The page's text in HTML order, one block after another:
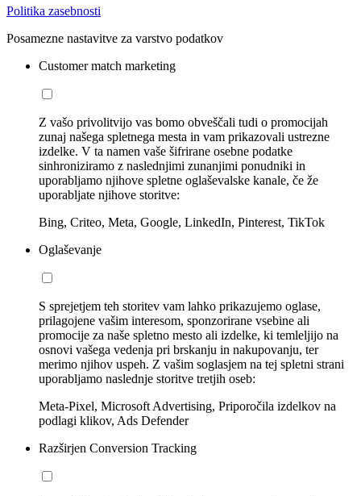
Politika zasebnosti
Posamezne nastavitve za varstvo podatkov
Customer match marketing
Z vašo privolitvijo vas bomo obveščali tudi o promocijah
zunaj našega spletnega mesta in vam prikazovali ustrezne
izdelke. V ta namen vaše šifrirane osebne podatke
sinhroniziramo z naslednjimi zunanjimi ponudniki in
uporabljamo njihove spletne oglaševalske kanale, če že
uporabljate njihove storitve:
Bing, Criteo, Meta, Google, LinkedIn, Pinterest, TikTok
Oglaševanje
S sprejetjem teh storitev vam lahko prikazujemo oglase,
prilagojene vašim interesom, sponzorirane vsebine ali
promocije za naše spletno mesto ali izdelke, ki temleljijo na
osnovi vašega vedenja pri brskanju in nakupovanju, ter
merimo njihov uspeh. Z vašim soglasjem na tej spletni strani
uporabljamo naslednje storitve tretjih oseb:
Meta-Pixel, Microsoft Advertising, Priporočila izdelkov na
podlagi klikov, Ads Defender
Razširjen Conversion Tracking